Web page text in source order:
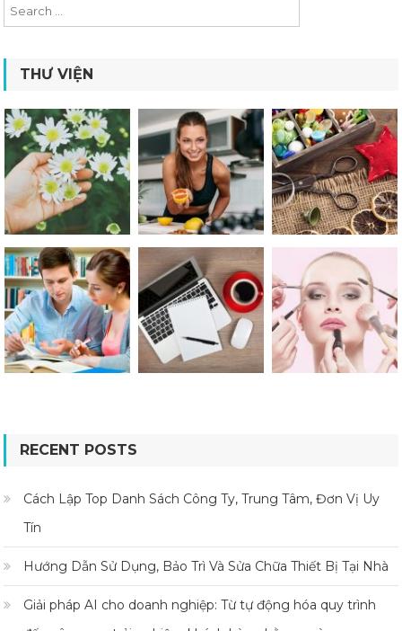
THƯ VIỆN
RECENT POSTS
Cách Lập Top Danh Sách Công Ty, Trung Tâm, Đơn Vị Uy
Tín
Hướng Dẫn Sử Dụng, Bảo Trì Và Sửa Chữa Thiết Bị Tại Nhà
Giải pháp AI cho doanh nghiệp: Từ tự động hóa quy trình